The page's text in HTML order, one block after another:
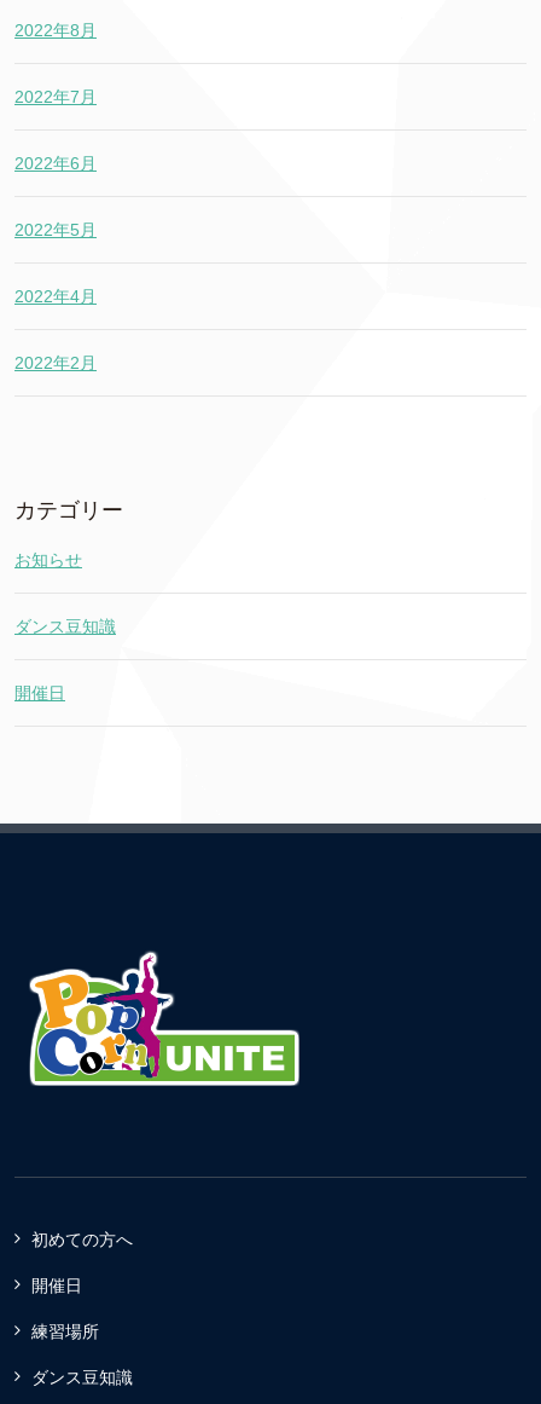
2022年8月
2022年7月
2022年6月
2022年5月
2022年4月
2022年2月
カテゴリー
お知らせ
ダンス豆知識
開催日
初めての方へ
開催日
練習場所
ダンス豆知識